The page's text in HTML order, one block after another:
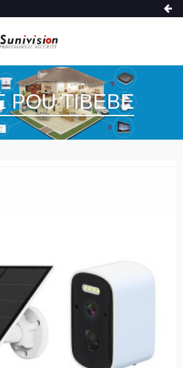
POU TIBEBE